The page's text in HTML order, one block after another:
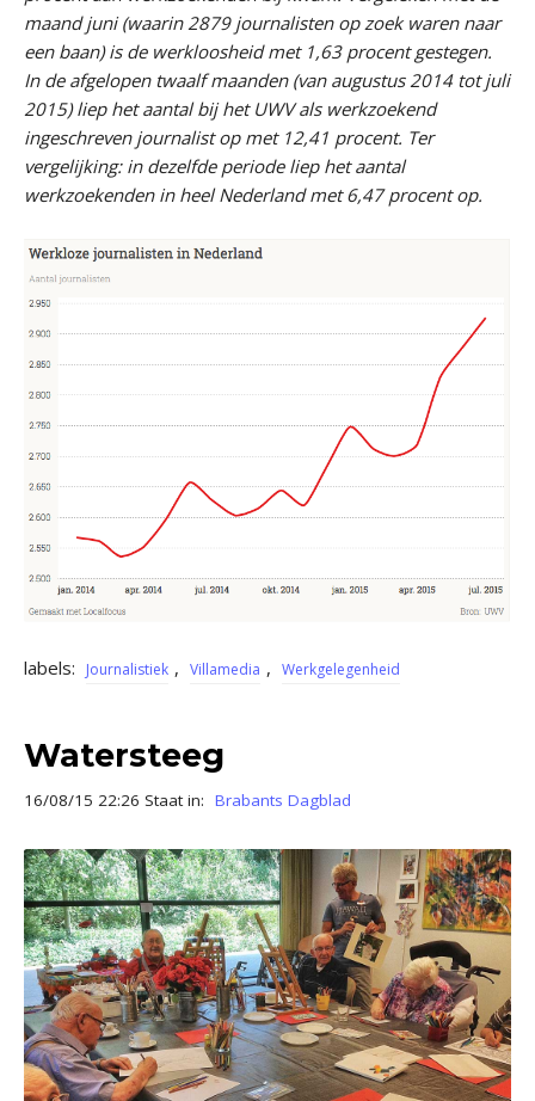
maand juni (waarin 2879 journalisten op zoek waren naar
een baan) is de werkloosheid met 1,63 procent gestegen.
In de afgelopen twaalf maanden (van augustus 2014 tot juli
2015) liep het aantal bij het UWV als werkzoekend
ingeschreven journalist op met 12,41 procent. Ter
vergelijking: in dezelfde periode liep het aantal
werkzoekenden in heel Nederland met 6,47 procent op.
labels: Journalistiek , Villamedia , Werkgelegenheid
Watersteeg
16/08/15 22:26 Staat in: Brabants Dagblad